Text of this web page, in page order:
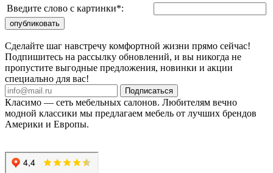
Введите слово с картинки*:
Сделайте шаг навстречу комфортной жизни прямо сейчас!
Подпишитесь на рассылку обновлений, и вы никогда не
пропустите выгодные предложения, новинки и акции
специально для вас!
Подписаться
Класимо — cеть мебельных салонов. Любителям вечно
модной классики мы предлагаем мебель от лучших брендов
Америки и Европы.